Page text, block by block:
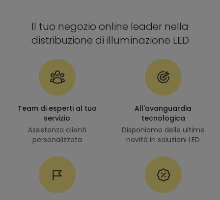
Il tuo negozio online leader nella
distribuzione di illuminazione LED
Team di esperti al tuo
servizio
Assistenza clienti
personalizzata
All'avanguardia
tecnologica
Disponiamo delle ultime
novità in soluzioni LED